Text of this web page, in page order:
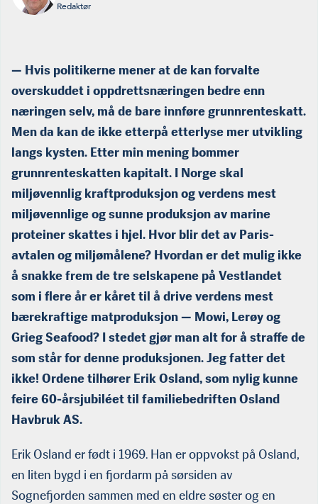
Redaktør
— Hvis politikerne mener at de kan forvalte
overskuddet i oppdrettsnæringen bedre enn
næringen selv, må de bare innføre grunnrenteskatt.
Men da kan de ikke etterpå etterlyse mer utvikling
langs kysten. Etter min mening bommer
grunnrenteskatten kapitalt. I Norge skal
miljøvennlig kraftproduksjon og verdens mest
miljøvennlige og sunne produksjon av marine
proteiner skattes i hjel. Hvor blir det av Paris-
avtalen og miljømålene? Hvordan er det mulig ikke
å snakke frem de tre selskapene på Vestlandet
som i flere år er kåret til å drive verdens mest
bærekraftige matproduksjon — Mowi, Lerøy og
Grieg Seafood? I stedet gjør man alt for å straffe de
som står for denne produksjonen. Jeg fatter det
ikke! Ordene tilhører Erik Osland, som nylig kunne
feire 60-årsjubiléet til familiebedriften Osland
Havbruk AS.
Erik Osland er født i 1969. Han er oppvokst på Osland,
en liten bygd i en fjordarm på sørsiden av
Sognefjorden sammen med en eldre søster og en